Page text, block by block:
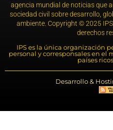
agencia mundial de noticias que
sociedad civil sobre desarrollo,
ambiente. Copyright © 2025
derechos
IPS es la única organización
personal y corresponsales en el
países
Desarrollo &